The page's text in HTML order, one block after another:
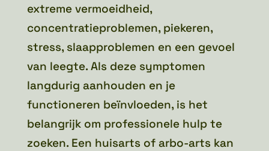
extreme vermoeidheid,
concentratieproblemen, piekeren,
stress, slaapproblemen en een gevoel
van leegte. Als deze symptomen
langdurig aanhouden en je
functioneren beïnvloeden, is het
belangrijk om professionele hulp te
zoeken. Een huisarts of arbo-arts kan